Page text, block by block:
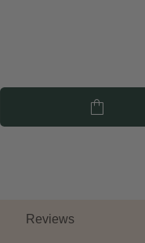
Reviews